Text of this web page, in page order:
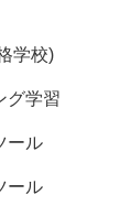
学校)
グ学習
ール
ール